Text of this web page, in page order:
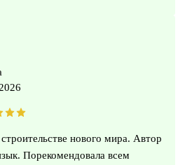
нового мира. Автор
Порекомендовала всем